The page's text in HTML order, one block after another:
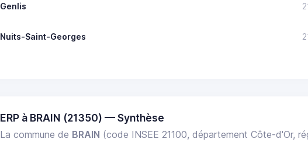
Genlis
Nuits-Saint-Georges
ERP à BRAIN (21350) — Synthèse
La commune de BRAIN (code INSEE 21100, département Côte-d'Or,